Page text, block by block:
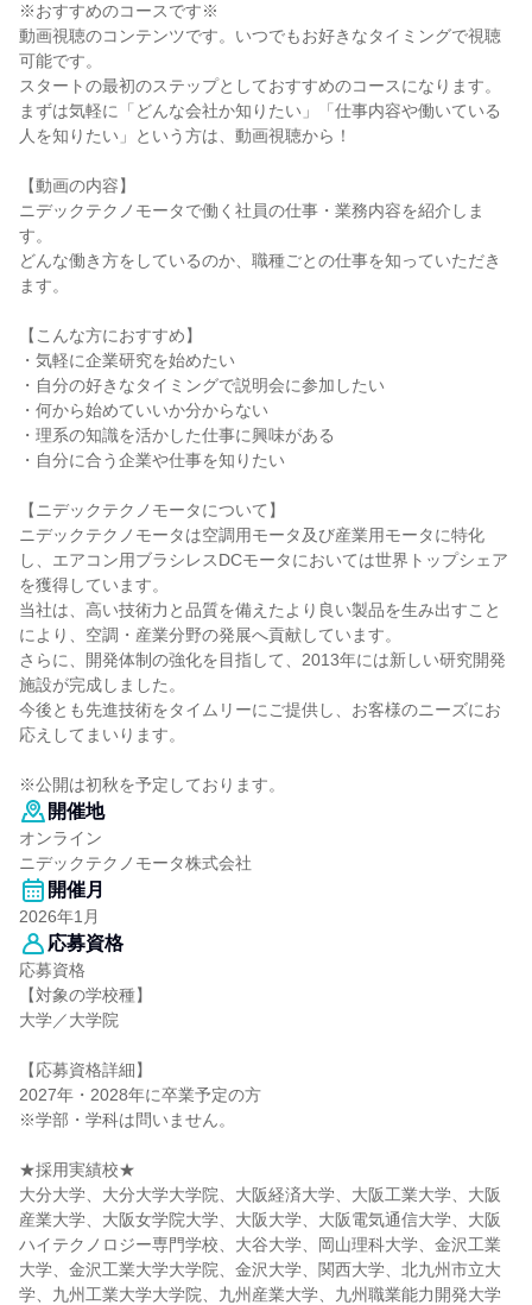
※おすすめのコースです※
動画視聴のコンテンツです。いつでもお好きなタイミングで視聴
可能です。
スタートの最初のステップとしておすすめのコースになります。
まずは気軽に「どんな会社か知りたい」「仕事内容や働いている
人を知りたい」という方は、動画視聴から！
【動画の内容】
ニデックテクノモータで働く社員の仕事・業務内容を紹介しま
す。
どんな働き方をしているのか、職種ごとの仕事を知っていただき
ます。
【こんな方におすすめ】
・気軽に企業研究を始めたい
・自分の好きなタイミングで説明会に参加したい
・何から始めていいか分からない
・理系の知識を活かした仕事に興味がある
・自分に合う企業や仕事を知りたい
【ニデックテクノモータについて】
ニデックテクノモータは空調用モータ及び産業用モータに特化
し、エアコン用ブラシレスDCモータにおいては世界トップシェア
を獲得しています。
当社は、高い技術力と品質を備えたより良い製品を生み出すこと
により、空調・産業分野の発展へ貢献しています。
さらに、開発体制の強化を目指して、2013年には新しい研究開発
施設が完成しました。
今後とも先進技術をタイムリーにご提供し、お客様のニーズにお
応えしてまいります。
※公開は初秋を予定しております。
開催地
オンライン
ニデックテクノモータ株式会社
開催月
2026年1月
応募資格
応募資格
【対象の学校種】
大学／大学院
【応募資格詳細】
2027年・2028年に卒業予定の方
※学部・学科は問いません。
★採用実績校★
大分大学、大分大学大学院、大阪経済大学、大阪工業大学、大阪
産業大学、大阪女学院大学、大阪大学、大阪電気通信大学、大阪
ハイテクノロジー専門学校、大谷大学、岡山理科大学、金沢工業
大学、金沢工業大学大学院、金沢大学、関西大学、北九州市立大
学、九州工業大学大学院、九州産業大学、九州職業能力開発大学